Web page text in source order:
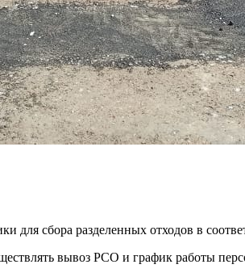
для сбора разделенных отходов в
вывоз РСО и график работы